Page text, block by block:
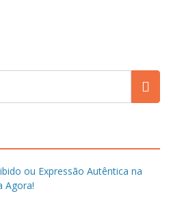
ou Expressão Autêntica na
Agora!